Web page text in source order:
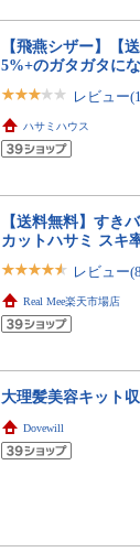
【飛燕シザー】【
5%+のガタガタに
レビュー
ハサミハウス
【送料無料】すき
カットハサミ スキ
レビュー
Real Mee楽天市場店
大理髪美容キット
Dovewill